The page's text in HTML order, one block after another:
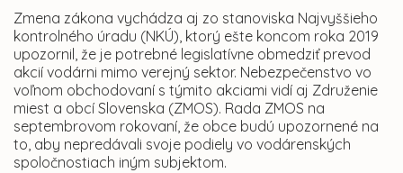
Zmena zákona vychádza aj zo stanoviska Najvyššieho
kontrolného úradu (NKÚ), ktorý ešte koncom roka 2019
upozornil, že je potrebné legislatívne obmedziť prevod
akcií vodárni mimo verejný sektor. Nebezpečenstvo vo
voľnom obchodovaní s týmito akciami vidí aj Združenie
miest a obcí Slovenska (ZMOS). Rada ZMOS na
septembrovom rokovaní, že obce budú upozornené na
to, aby nepredávali svoje podiely vo vodárenských
spoločnostiach iným subjektom.